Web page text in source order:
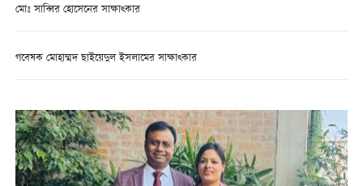
মোঃ সাব্বির হোসেনের সাক্ষাত্কার
গবেষক মোহাম্মদ ছাইয়েদুল ইসলামের সাক্ষাত্কার